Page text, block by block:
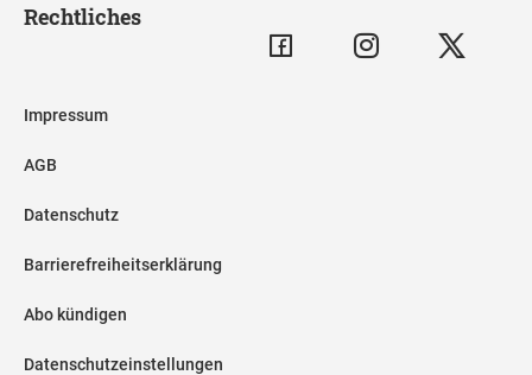
Rechtliches
Impressum
AGB
Datenschutz
Barrierefreiheitserklärung
Abo kündigen
Datenschutzeinstellungen